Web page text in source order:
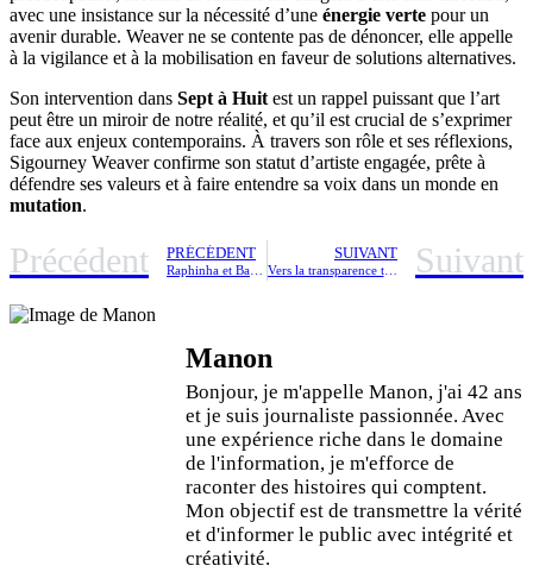
avec une insistance sur la nécessité d’une énergie verte pour un
avenir durable. Weaver ne se contente pas de dénoncer, elle appelle
à la vigilance et à la mobilisation en faveur de solutions alternatives.
Son intervention dans Sept à Huit est un rappel puissant que l’art
peut être un miroir de notre réalité, et qu’il est crucial de s’exprimer
face aux enjeux contemporains. À travers son rôle et ses réflexions,
Sigourney Weaver confirme son statut d’artiste engagée, prête à
défendre ses valeurs et à faire entendre sa voix dans un monde en
mutation.
Précédent PRÉCÉDENT SUIVANT
Vers la transparence totale : la disparition imminente du secret sur les biens immobiliers détenus à l’étranger, un pas décisif après la fin du secret bancaire Suivant
Manon
Bonjour, je m'appelle Manon, j'ai 42 ans
et je suis journaliste passionnée. Avec
une expérience riche dans le domaine
de l'information, je m'efforce de
raconter des histoires qui comptent.
Mon objectif est de transmettre la vérité
et d'informer le public avec intégrité et
créativité.